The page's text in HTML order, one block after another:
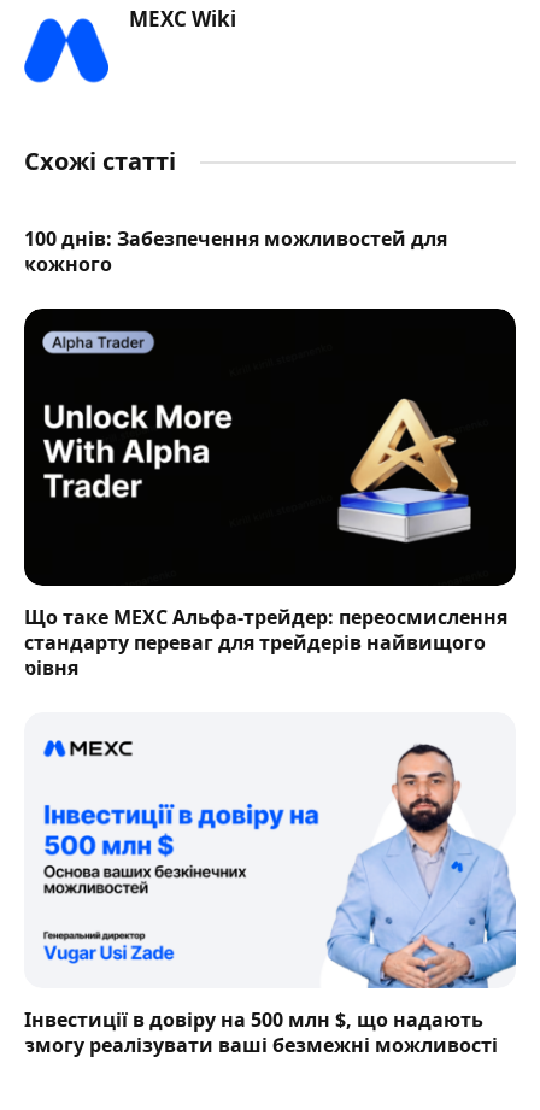
MEXC Wiki
Схожі статті
100 днів: Забезпечення можливостей для
кожного
Що таке MEXC Альфа-трейдер: переосмислення
стандарту переваг для трейдерів найвищого
рівня
Інвестиції в довіру на 500 млн $, що надають
змогу реалізувати ваші безмежні можливості